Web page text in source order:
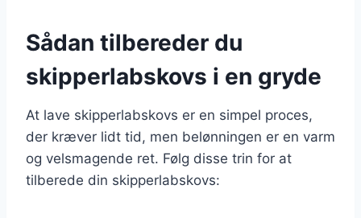
Sådan tilbereder du
skipperlabskovs i en gryde
At lave skipperlabskovs er en simpel proces,
der kræver lidt tid, men belønningen er en varm
og velsmagende ret. Følg disse trin for at
tilberede din skipperlabskovs: